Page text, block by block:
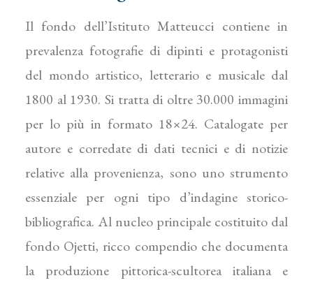
Il fondo dell’Istituto Matteucci contiene in
prevalenza fotografie di dipinti e protagonisti
del mondo artistico, letterario e musicale dal
1800 al 1930. Si tratta di oltre 30.000 immagini
per lo più in formato 18×24. Catalogate per
autore e corredate di dati tecnici e di notizie
relative alla provenienza, sono uno strumento
essenziale per ogni tipo d’indagine storico-
bibliografica. Al nucleo principale costituito dal
fondo Ojetti, ricco compendio che documenta
la produzione pittorica-scultorea italiana e